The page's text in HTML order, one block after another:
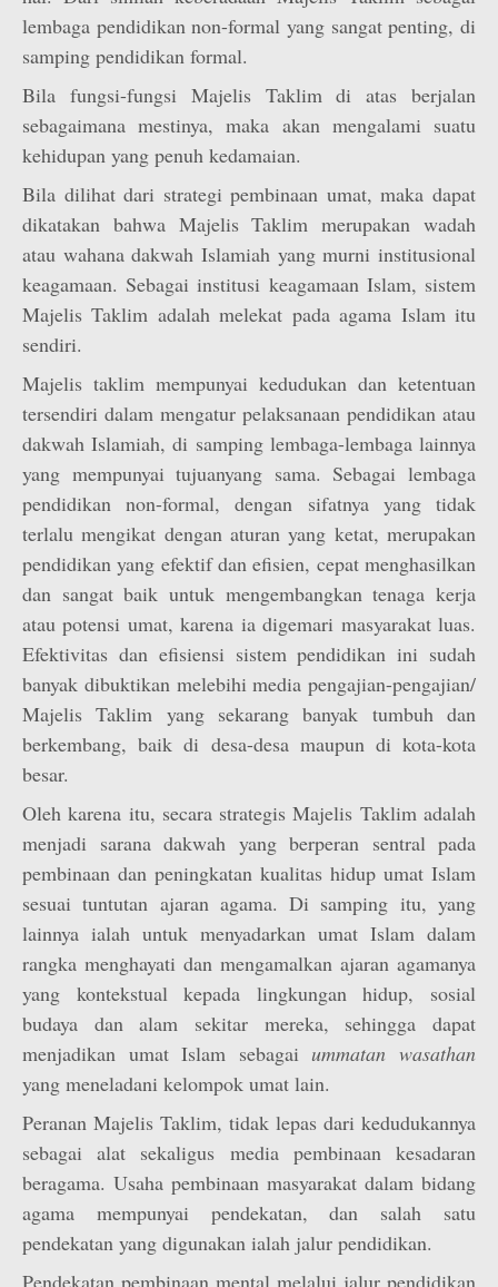
lembaga pendidikan non-formal yang sangat penting, di
samping pendidikan formal.
Bila fungsi-fungsi Majelis Taklim di atas berjalan
sebagaimana mestinya, maka akan mengalami suatu
kehidupan yang penuh kedamaian.
Bila dilihat dari strategi pembinaan umat, maka dapat
dikatakan bahwa Majelis Taklim merupakan wadah
atau wahana dakwah Islamiah yang murni institusional
keagamaan. Sebagai institusi keagamaan Islam, sistem
Majelis Taklim adalah melekat pada agama Islam itu
sendiri.
Majelis taklim mempunyai kedudukan dan ketentuan
tersendiri dalam mengatur pelaksanaan pendidikan atau
dakwah Islamiah, di samping lembaga-lembaga lainnya
yang mempunyai tujuanyang sama. Sebagai lembaga
pendidikan non-formal, dengan sifatnya yang tidak
terlalu mengikat dengan aturan yang ketat, merupakan
pendidikan yang efektif dan efisien, cepat menghasilkan
dan sangat baik untuk mengembangkan tenaga kerja
atau potensi umat, karena ia digemari masyarakat luas.
Efektivitas dan efisiensi sistem pendidikan ini sudah
banyak dibuktikan melebihi media pengajian-pengajian/
Majelis Taklim yang sekarang banyak tumbuh dan
berkembang, baik di desa-desa maupun di kota-kota
besar.
Oleh karena itu, secara strategis Majelis Taklim adalah
menjadi sarana dakwah yang berperan sentral pada
pembinaan dan peningkatan kualitas hidup umat Islam
sesuai tuntutan ajaran agama. Di samping itu, yang
lainnya ialah untuk menyadarkan umat Islam dalam
rangka menghayati dan mengamalkan ajaran agamanya
yang kontekstual kepada lingkungan hidup, sosial
budaya dan alam sekitar mereka, sehingga dapat
menjadikan umat Islam sebagaiummatan wasathan
yang meneladani kelompok umat lain.
Peranan Majelis Taklim, tidak lepas dari kedudukannya
sebagai alat sekaligus media pembinaan kesadaran
beragama. Usaha pembinaan masyarakat dalam bidang
agama mempunyai pendekatan, dan salah satu
pendekatan yang digunakan ialah jalur pendidikan.
Pendekatan pembinaan mental melalui jalur pendidikan